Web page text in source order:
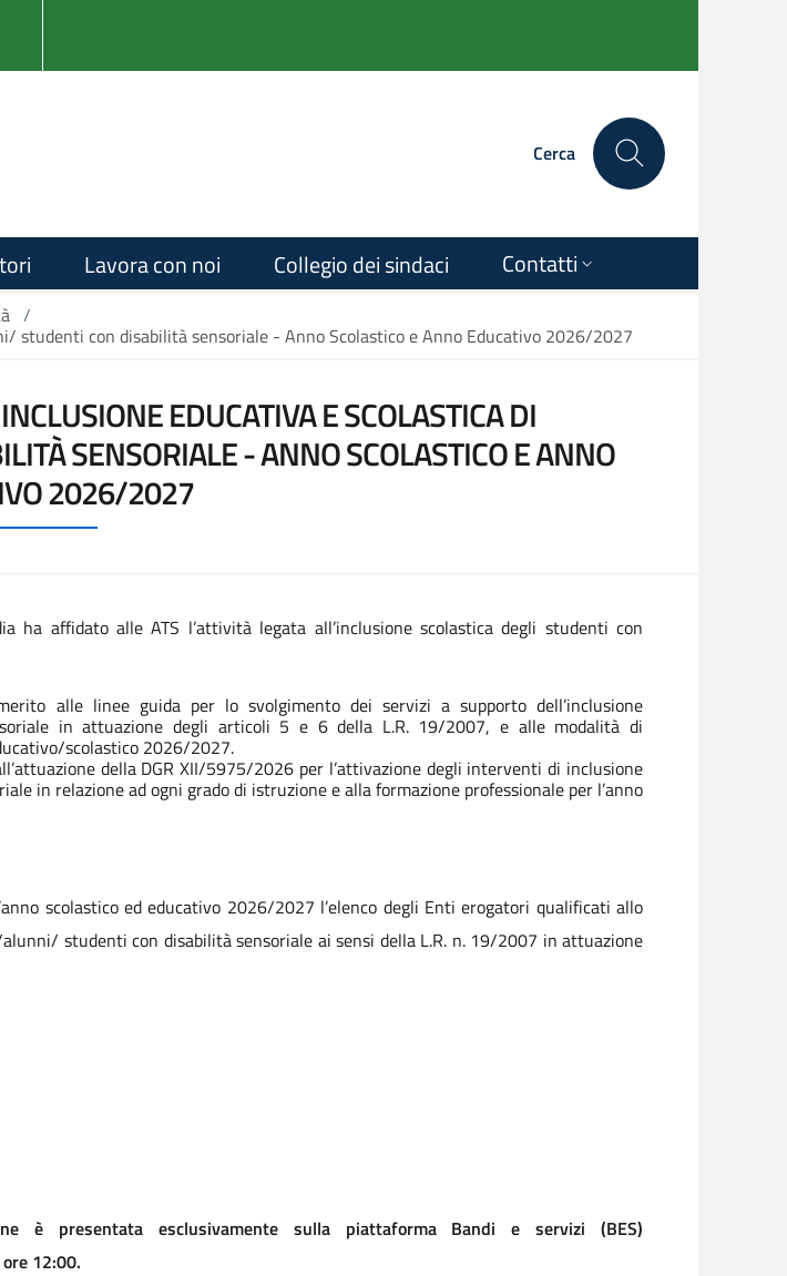
Cerca
Lavora con noi Collegio dei sindaci Contatti
/
studenti con disabilità sensoriale - Anno Scolastico e Anno Educativo 2026/2027
EDUCATIVA E SCOLASTICA DI
SENSORIALE - ANNO SCOLASTICO E ANNO
2026/2027
ha affidato alle ATS l’attività legata all’inclusione scolastica degli studenti con
alle linee guida per lo svolgimento dei servizi a supporto dell’inclusione
in attuazione degli articoli 5 e 6 della L.R. 19/2007, e alle modalità di
scolastico 2026/2027.
della DGR XII/5975/2026 per l’attivazione degli interventi di inclusione
in relazione ad ogni grado di istruzione e alla formazione professionale per l’anno
scolastico ed educativo 2026/2027 l’elenco degli Enti erogatori qualificati allo
studenti con disabilità sensoriale ai sensi della L.R. n. 19/2007 in attuazione
è presentata esclusivamente sulla piattaforma Bandi e servizi (BES)
12:00.